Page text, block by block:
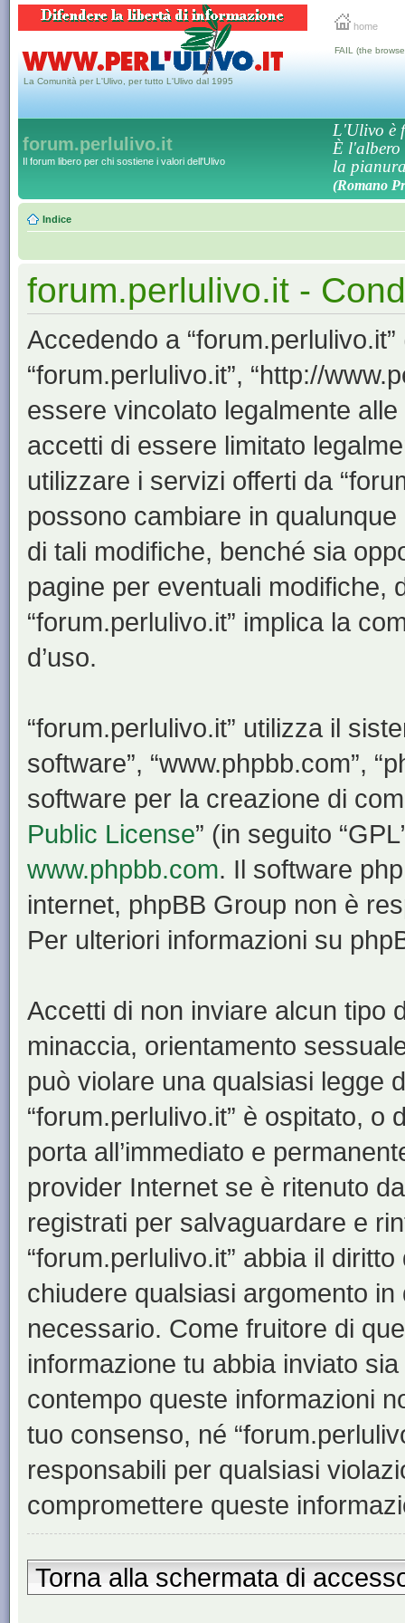
home
La Comunità per L'Ulivo, per tutto L'Ulivo dal 1995
FAIL (the
forum.perlulivo.it
Il forum libero per chi sostiene i valori dell'Ulivo
L'Ulivo è
È l'albero
la
(Romano
Indice
forum.perlulivo.it -
Accedendo a “forum.perlulivo.it”
“forum.perlulivo.it”, “http://
essere vincolato legalmente
accetti di essere limitato
utilizzare i servizi offerti da
possono cambiare in
di tali modifiche, benché sia
pagine per eventuali modifiche,
“forum.perlulivo.it” implica la
d’uso.
“forum.perlulivo.it” utilizza il
software”, “www.phpbb.com”,
software per la creazione di
Public License” (in seguito
www.phpbb.com. Il software
internet, phpBB Group non è
Per ulteriori informazioni su
Accetti di non inviare alcun tipo
minaccia, orientamento
può violare una qualsiasi legge
“forum.perlulivo.it” è ospitato,
porta all’immediato e
provider Internet se è ritenuto
registrati per salvaguardare e
“forum.perlulivo.it” abbia il
chiudere qualsiasi argomento
necessario. Come fruitore di
informazione tu abbia inviato
contempo queste informazioni
tuo consenso, né
responsabili per qualsiasi
compromettere queste
Torna alla schermata di